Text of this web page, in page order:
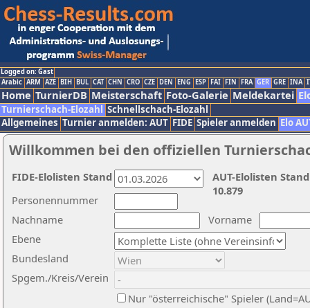
Logged on: Gast
Arabic ARM AZE BIH BUL CAT CHN CRO CZE DEN ENG ESP FAI FIN FRA GER GRE INA
Home TurnierDB Meisterschaft Foto-Galerie Meldekartei
Turnierschach-Elozahl Schnellschach-Elozahl
Allgemeines Turnier anmelden: AUT FIDE Spieler anmelden Elo
Willkommen bei den offiziellen
Nachname
Vorname
Ebene
Personennummer
Bundesland
Spgem./Kreis/Verein
Nur "österreichische" Spieler
AUT-Elolisten
10.879
FIDE-Elolisten Stand